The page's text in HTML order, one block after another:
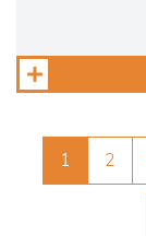
1 2